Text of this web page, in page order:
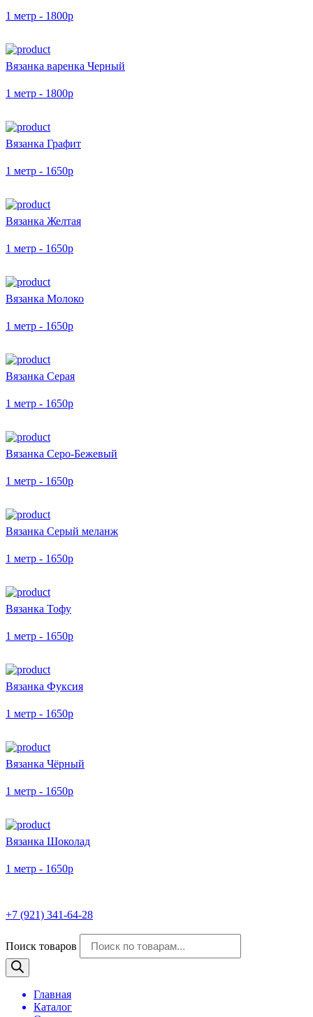
1 метр - 1800р
Вязанка варенка Черный
1 метр - 1800р
Вязанка Графит
1 метр - 1650р
Вязанка Желтая
1 метр - 1650р
Вязанка Молоко
1 метр - 1650р
Вязанка Серая
1 метр - 1650р
Вязанка Серо-Бежевый
1 метр - 1650р
Вязанка Серый меланж
1 метр - 1650р
Вязанка Тофу
1 метр - 1650р
Вязанка Фуксия
1 метр - 1650р
Вязанка Чёрный
1 метр - 1650р
Вязанка Шоколад
1 метр - 1650р
+7 (921) 341-64-28
Поиск товаров
Главная
Каталог